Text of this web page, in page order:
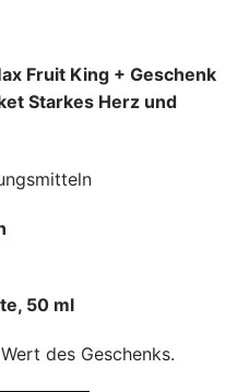
€.
Fruit King + Geschenk
Starkes Herz und
50 ml
des Geschenks.